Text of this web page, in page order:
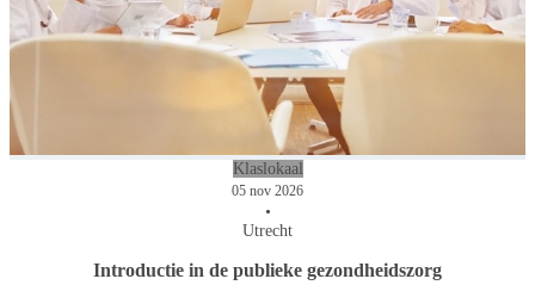
Klaslokaal
05 nov 2026
•
Utrecht
Introductie in de publieke gezondheidszorg